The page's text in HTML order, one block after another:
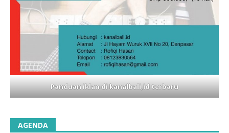
Panduan iklan di kanalbali,id terbaru
AGENDA